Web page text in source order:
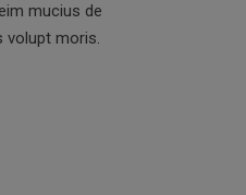
mucius de
volupt moris.